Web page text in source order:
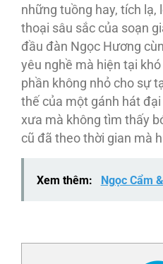
những tuồng hay, tích lạ,
thoại sâu sắc của soạn
đầu đàn Ngọc Hương
yêu nghề mà hiện tại
phần không nhỏ cho sự
thế của một gánh hát
xưa mà không tìm thấy
cũ đã theo thời gian mà
Xem thêm: Ngọc Cẩm